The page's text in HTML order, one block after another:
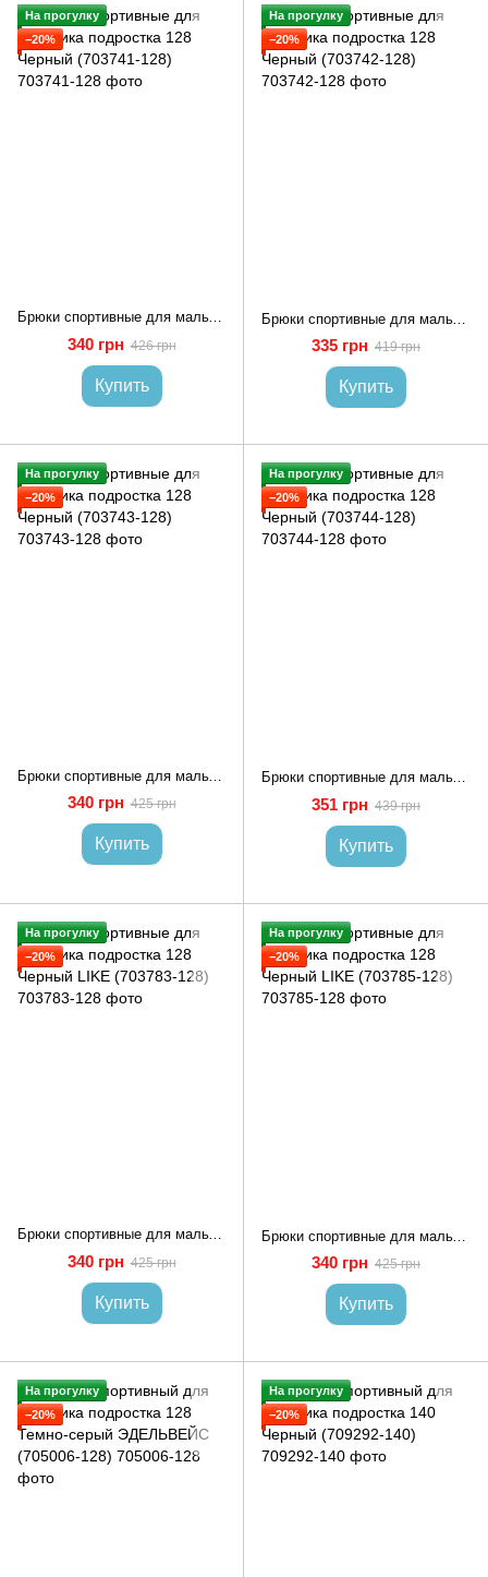
На прогулку
−20%
Брюки спортивные для мальчика подростка 128 Черный (703741-128)
340 грн 426 грн
Купить
На прогулку
−20%
Брюки спортивные для мальчика подростка 128 Черный (703742-128)
335 грн 419 грн
Купить
На прогулку
−20%
Брюки спортивные для мальчика подростка 128 Черный (703743-128)
340 грн 425 грн
Купить
На прогулку
−20%
Брюки спортивные для мальчика подростка 128 Черный (703744-128)
351 грн 439 грн
Купить
На прогулку
−20%
Брюки спортивные для мальчика подростка 128 Черный LIKE (703783-128)
340 грн 425 грн
Купить
На прогулку
−20%
Брюки спортивные для мальчика подростка 128 Черный LIKE (703785-128)
340 грн 425 грн
Купить
На прогулку
−20%
На прогулку
−20%